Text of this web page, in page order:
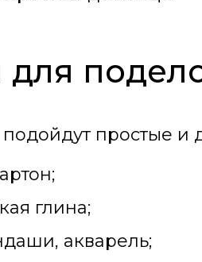
простые и
глина;
акварель;